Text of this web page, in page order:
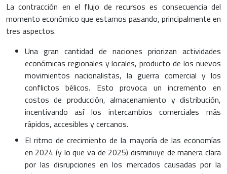
La contracción en el flujo de recursos es consecuencia del
momento económico que estamos pasando, principalmente en
tres aspectos.
Una gran cantidad de naciones priorizan actividades
económicas regionales y locales, producto de los nuevos
movimientos nacionalistas, la guerra comercial y los
conflictos bélicos. Esto provoca un incremento en
costos de producción, almacenamiento y distribución,
incentivando así los intercambios comerciales más
rápidos, accesibles y cercanos.
El ritmo de crecimiento de la mayoría de las economías
en 2024 (y lo que va de 2025) disminuye de manera clara
por las disrupciones en los mercados causadas por la